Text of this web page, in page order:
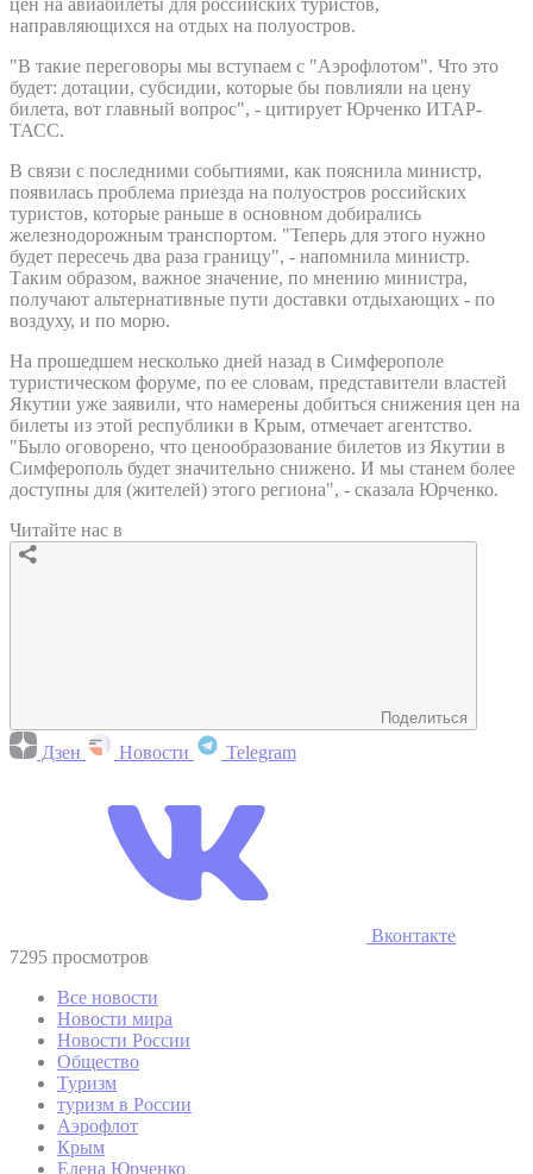
направляющихся на отдых на полуостров.
"В такие переговоры мы вступаем с "Аэрофлотом". Что это
будет: дотации, субсидии, которые бы повлияли на цену
билета, вот главный вопрос", - цитирует Юрченко ИТАР-
ТАСС.
В связи с последними событиями, как пояснила министр,
появилась проблема приезда на полуостров российских
туристов, которые раньше в основном добирались
железнодорожным транспортом. "Теперь для этого нужно
будет пересечь два раза границу", - напомнила министр.
Таким образом, важное значение, по мнению министра,
получают альтернативные пути доставки отдыхающих - по
воздуху, и по морю.
На прошедшем несколько дней назад в Симферополе
туристическом форуме, по ее словам, представители властей
Якутии уже заявили, что намерены добиться снижения цен на
билеты из этой республики в Крым, отмечает агентство.
"Было оговорено, что ценообразование билетов из Якутии в
Симферополь будет значительно снижено. И мы станем более
доступны для (жителей) этого региона", - сказала Юрченко.
Читайте нас в
Поделиться
Дзен Новости Telegram
Вконтакте
7295 просмотров
Все новости
Новости мира
Новости России
Общество
Туризм
туризм в России
Аэрофлот
Крым
Елена Юрченко